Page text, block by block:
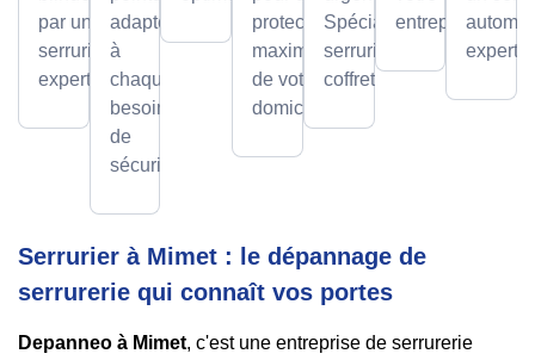
par un
serrurier
expert
adaptée
à
chaque
besoin
de
sécurité.
protection
maximale
de votre
domicile.
Spécialiste
serrurier
coffretier
entreprise.
expert
Serrurier à Mimet : le dépannage de
serrurerie qui connaît vos portes
Depanneo à Mimet, c'est une entreprise de serrurerie